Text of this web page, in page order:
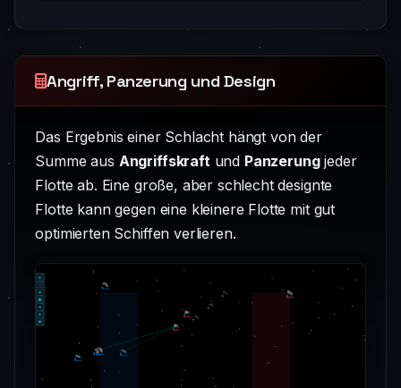
Angriff, Panzerung und Design
Das Ergebnis einer Schlacht hängt von der
Summe aus Angriffskraft und Panzerungjeder
Flotte ab. Eine große, aber schlecht designte
Flotte kann gegen eine kleinere Flotte mit gut
optimierten Schiffen verlieren.